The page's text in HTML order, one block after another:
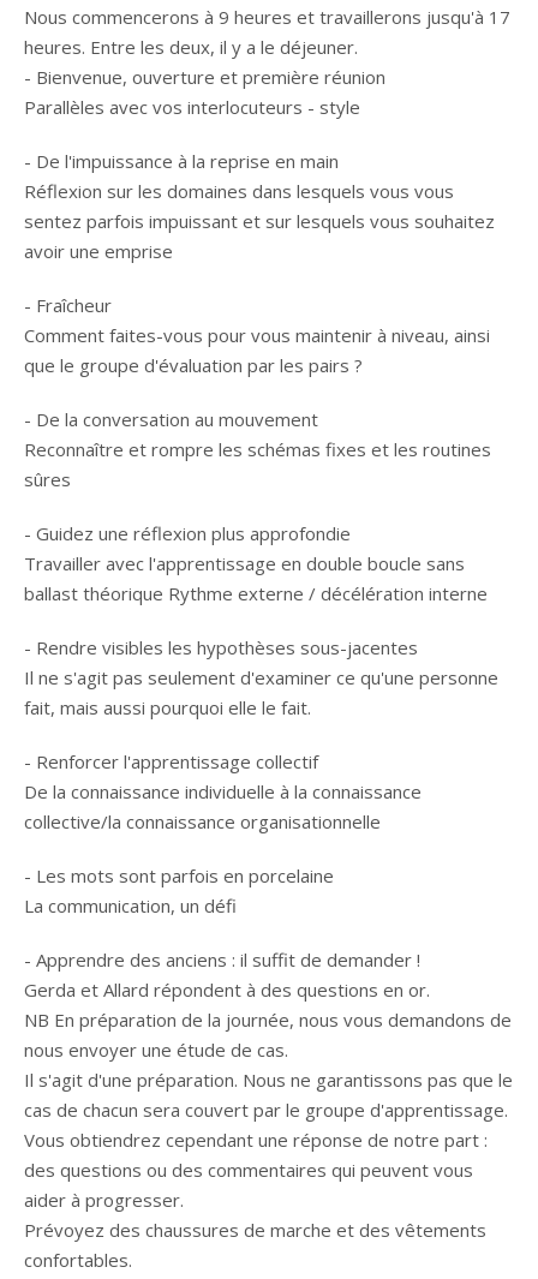
Nous commencerons à 9 heures et travaillerons jusqu'à 17
heures. Entre les deux, il y a le déjeuner.
- Bienvenue, ouverture et première réunion
Parallèles avec vos interlocuteurs - style
- De l'impuissance à la reprise en main
Réflexion sur les domaines dans lesquels vous vous
sentez parfois impuissant et sur lesquels vous souhaitez
avoir une emprise
- Fraîcheur
Comment faites-vous pour vous maintenir à niveau, ainsi
que le groupe d'évaluation par les pairs ?
- De la conversation au mouvement
Reconnaître et rompre les schémas fixes et les routines
sûres
- Guidez une réflexion plus approfondie
Travailler avec l'apprentissage en double boucle sans
ballast théorique Rythme externe / décélération interne
- Rendre visibles les hypothèses sous-jacentes
Il ne s'agit pas seulement d'examiner ce qu'une personne
fait, mais aussi pourquoi elle le fait.
- Renforcer l'apprentissage collectif
De la connaissance individuelle à la connaissance
collective/la connaissance organisationnelle
- Les mots sont parfois en porcelaine
La communication, un défi
- Apprendre des anciens : il suffit de demander !
Gerda et Allard répondent à des questions en or.
NB En préparation de la journée, nous vous demandons de
nous envoyer une étude de cas.
Il s'agit d'une préparation. Nous ne garantissons pas que le
cas de chacun sera couvert par le groupe d'apprentissage.
Vous obtiendrez cependant une réponse de notre part :
des questions ou des commentaires qui peuvent vous
aider à progresser.
Prévoyez des chaussures de marche et des vêtements
confortables.